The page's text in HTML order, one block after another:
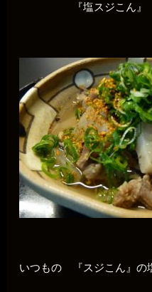
『塩スジこん』
いつもの 『スジこん』の